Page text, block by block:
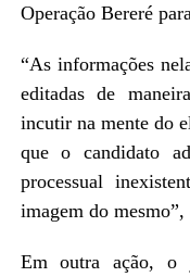
Operação Bereré
“As informações
editadas de
incutir na mente do
que o candidato
processual
imagem do
Em outra ação, o